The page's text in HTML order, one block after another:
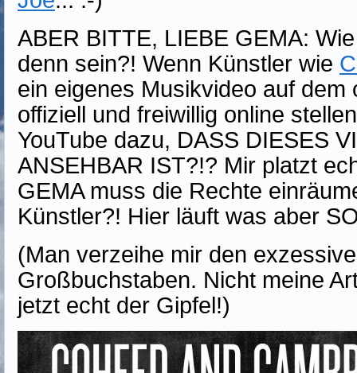
ABER BITTE, LIEBE GEMA:
denn sein?! Wenn Künstler wie
ein eigenes Musikvideo auf dem
offiziell und freiwillig online
YouTube dazu, DASS DIESES
ANSEHBAR IST?!? Mir platzt
GEMA muss die Rechte
Künstler?! Hier läuft was aber
(Man verzeihe mir den
Großbuchstaben. Nicht meine
jetzt echt der Gipfel!)